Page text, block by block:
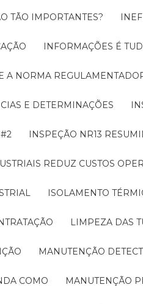
TÃO IMPORTANTES?
INFORMAÇÕES É
A NORMA
E DETERMINAÇÕES
INSPEÇÃO NR13
REDUZ CUSTOS
ISOLAMENTO
LIMPEZA DAS
MANUTENÇÃO
COMO MANUTENÇÃO